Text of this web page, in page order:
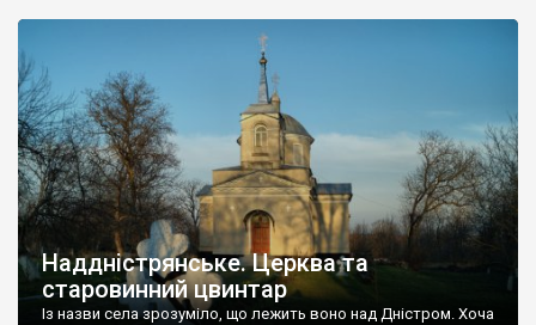
старовинний цвинтар із кам’яними хрестами. Всі епітафії, які
збереглися, написані кирилицею, церковнослов’янською
мовою. За всіма традиційними ознаками – цвинтар
український. Хрести датуються 19 століттям. У 1924-1940
роках Болган […]
Наддністрянське. Церква та
старовинний цвинтар
Із назви села зрозуміло, що лежить воно над Дністром. Хоча